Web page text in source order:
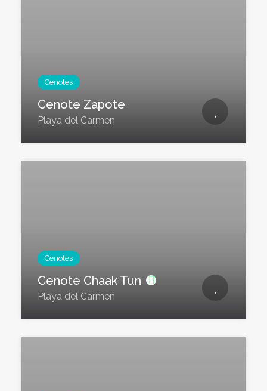
Cenotes
Cenote Zapote
Playa del Carmen
Cenotes
Cenote Chaak Tun
Playa del Carmen